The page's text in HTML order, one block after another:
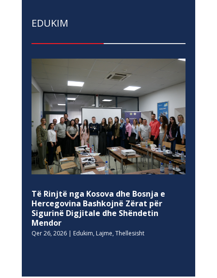
EDUKIM
Të Rinjtë nga Kosova dhe Bosnja e
Hercegovina Bashkojnë Zërat për
Sigurinë Digjitale dhe Shëndetin
Mendor
Qer 26, 2026| Edukim, Lajme, Thellesisht